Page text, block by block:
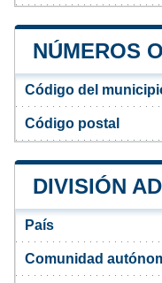
NÚMEROS
Código del
Código postal
DIVISIÓN
País
Comunidad